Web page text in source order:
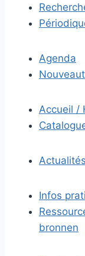
Agenda
Accueil /
Infos
bronnen